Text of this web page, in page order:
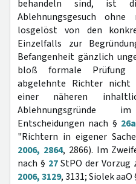
behandeln sind, ist
Ablehnungsgesuch
losgelöst von den
Einzelfalls zur
Befangenheit gänzlich
bloß formale Prüfung
abgelehnte Richter nicht
einer näheren
Ablehnungsgründe
Entscheidungen nach § 26a
"Richtern in eigener
2006, 2864, 2866). Im
nach § 27StPO der Vorzug
2006, 3129, 3131; Siolek aaO